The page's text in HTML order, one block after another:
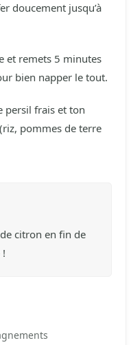
doucement jusqu’à
et remets 5 minutes
bien napper le tout.
persil frais et ton
pommes de terre
citron en fin de